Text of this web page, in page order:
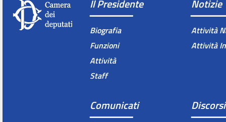
Il Presidente
Biografia
Funzioni
Attività
Staff
Notizie
Attività
Attività
Comunicati Discorsi